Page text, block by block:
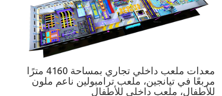
معدات ملعب داخلي تجاري بمساحة 4160 مترًا
مربعًا في تيانجين، ملعب ترامبولين ناعم ملون
للأطفال، ملعب داخلي للأطفال